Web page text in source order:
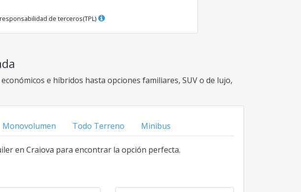
de terceros(TPL)
e híbridos hasta opciones familiares, SUV o de lujo,
Monovolumen Todo Terreno Minibus
en Craiova para encontrar la opción perfecta.